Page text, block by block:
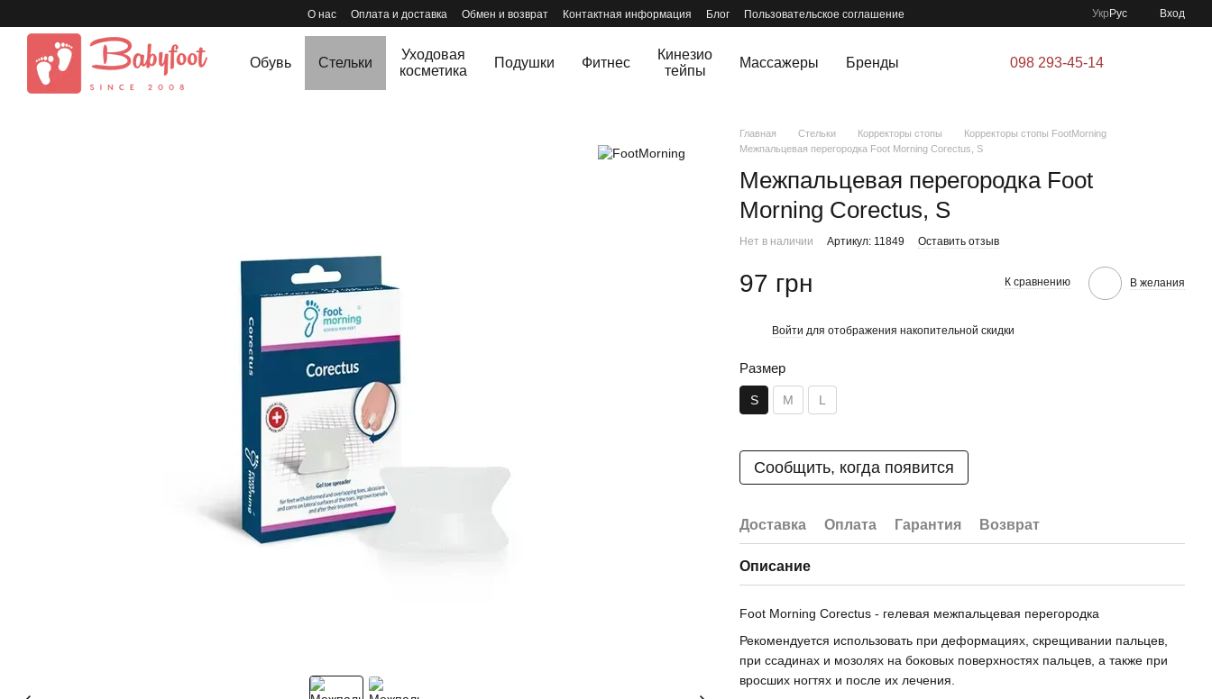
О нас Оплата и доставка Обмен и возврат Контактная информация Блог Пользовательское соглашение Укр Рус Вход
Обувь Стельки
Уходовая
косметика
Подушки Фитнес
Кинезио
тейпы
Массажеры Бренды 098 293-45-14
Главная Стельки Корректоры стопы
Корректоры стопы FootMorning
Межпальцевая перегородка Foot Morning Corectus, S
Межпальцевая перегородка Foot
Morning Corectus, S
Нет в наличии Артикул: 11849 Оставить отзыв
97 грн К сравнению В желания
Войти для отображения накопительной скидки
Размер
S M L
Сообщить, когда появится
Доставка Оплата Гарантия Возврат
Описание
Foot Morning Corectus - гелевая межпальцевая перегородка
Рекомендуется использовать при деформациях, скрещивании пальцев,
при ссадинах и мозолях на боковых поверхностях пальцев, а также при
вросших ногтях и после их лечения.